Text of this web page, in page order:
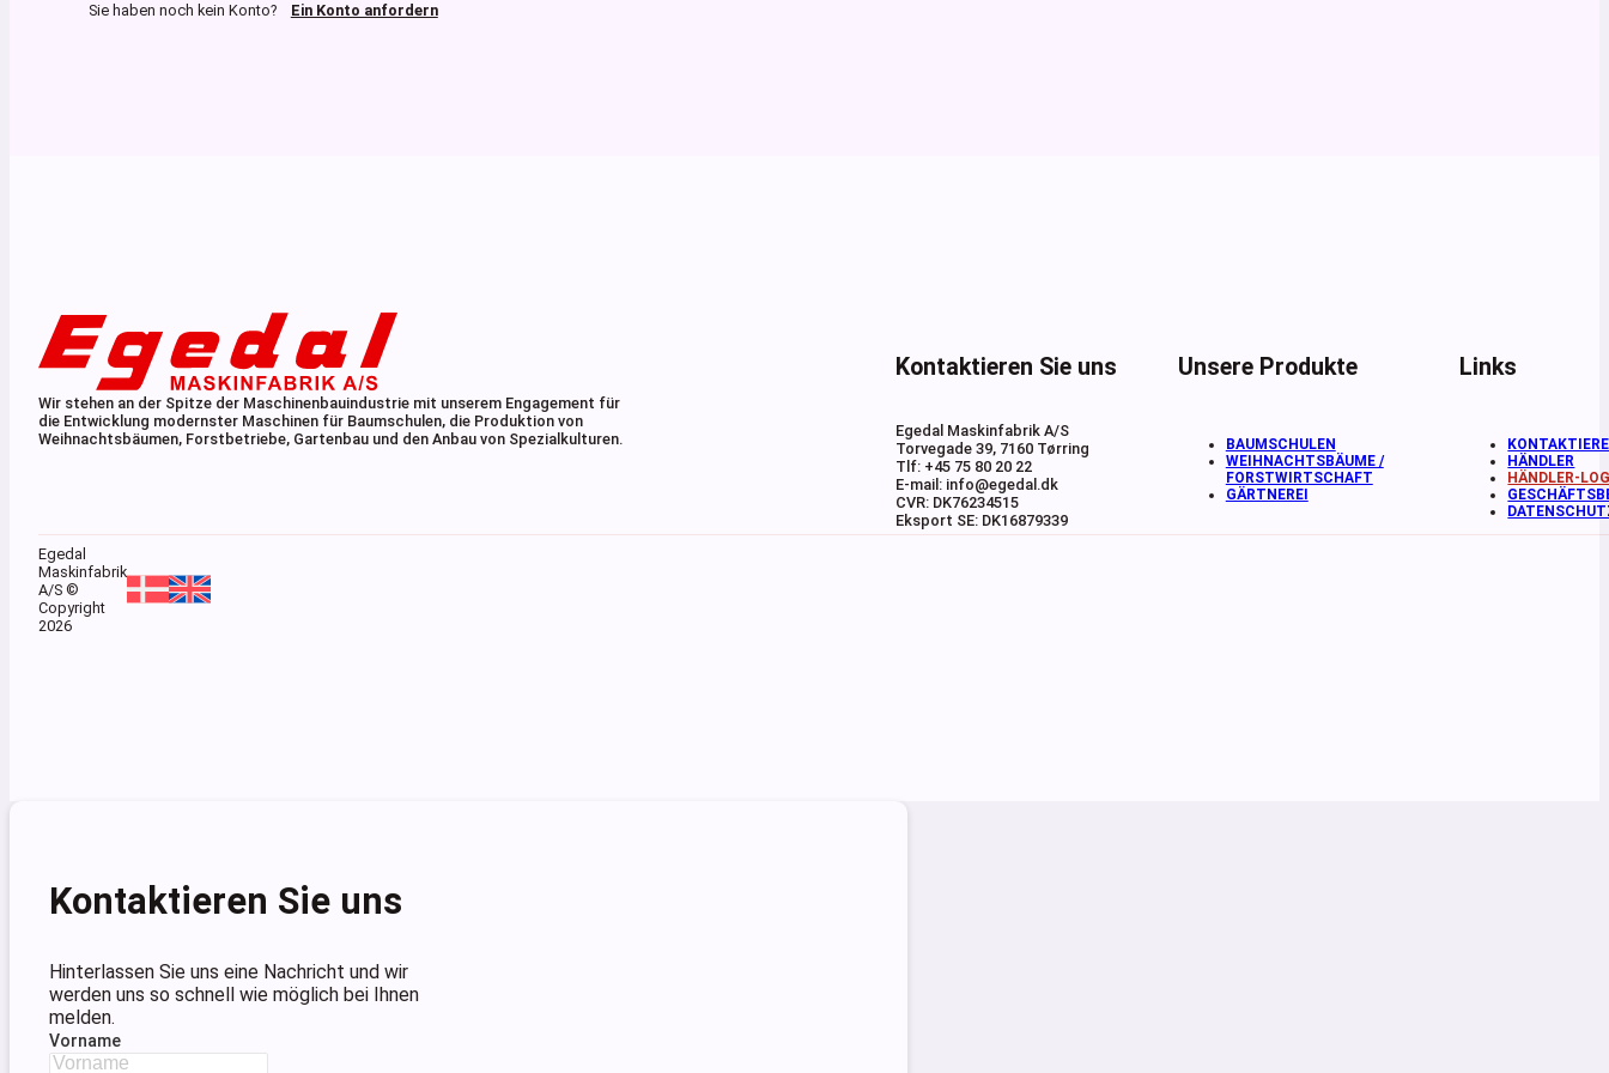
Sie haben noch kein Konto? Ein Konto anfordern
Wir stehen an der Spitze der Maschinenbauindustrie mit unserem Engagement für
die Entwicklung modernster Maschinen für Baumschulen, die Produktion von
Weihnachtsbäumen, Forstbetriebe, Gartenbau und den Anbau von Spezialkulturen.
Kontaktieren Sie uns
Egedal Maskinfabrik A/S
Torvegade 39, 7160 Tørring
Tlf: +45 75 80 20 22
E-mail: info@egedal.dk
CVR: DK76234515
Eksport SE: DK16879339
Unsere Produkte
BAUMSCHULEN
WEIHNACHTSBÄUME /
FORSTWIRTSCHAFT
GÄRTNEREI
Links
HÄNDLER
HÄNDLER-
Egedal
Maskinfabrik
A/S ©
Copyright
2026
Kontaktieren Sie uns
Hinterlassen Sie uns eine Nachricht und wir
werden uns so schnell wie möglich bei Ihnen
melden.
Vorname